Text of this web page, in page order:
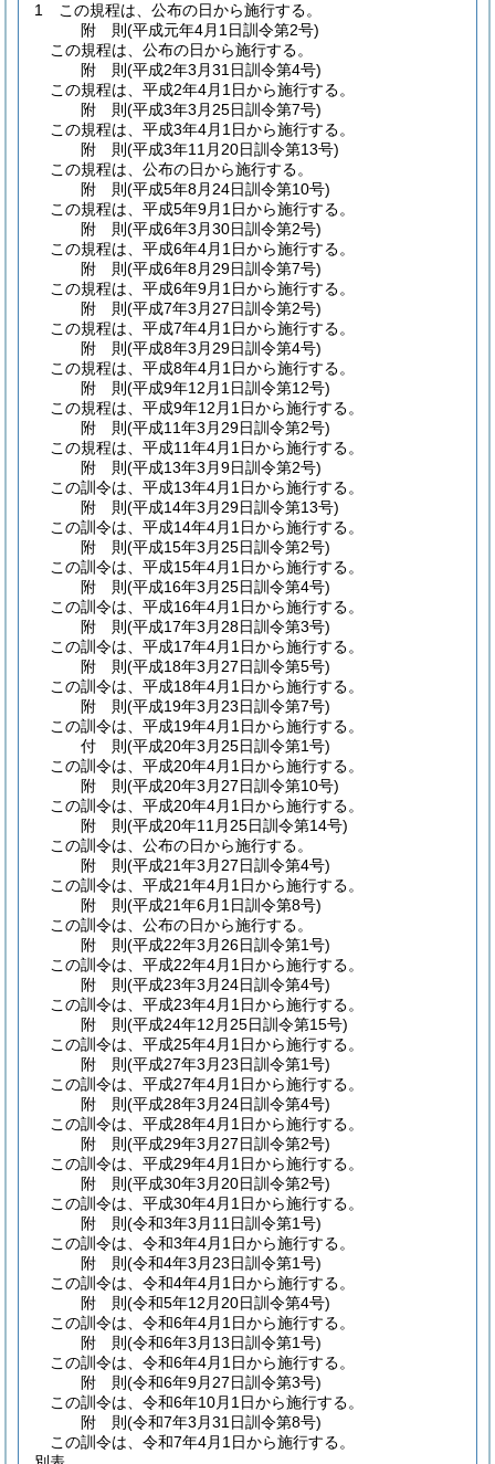
1
この規程は、公布の日から施行する。
附 則(平成元年4月1日訓令第2号)
この規程は、公布の日から施行する。
附 則(平成2年3月31日訓令第4号)
この規程は、平成2年4月1日から施行する。
附 則(平成3年3月25日訓令第7号)
この規程は、平成3年4月1日から施行する。
附 則(平成3年11月20日訓令第13号)
この規程は、公布の日から施行する。
附 則(平成5年8月24日訓令第10号)
この規程は、平成5年9月1日から施行する。
附 則(平成6年3月30日訓令第2号)
この規程は、平成6年4月1日から施行する。
附 則(平成6年8月29日訓令第7号)
この規程は、平成6年9月1日から施行する。
附 則(平成7年3月27日訓令第2号)
この規程は、平成7年4月1日から施行する。
附 則(平成8年3月29日訓令第4号)
この規程は、平成8年4月1日から施行する。
附 則(平成9年12月1日訓令第12号)
この規程は、平成9年12月1日から施行する。
附 則(平成11年3月29日訓令第2号)
この規程は、平成11年4月1日から施行する。
附 則(平成13年3月9日訓令第2号)
この訓令は、平成13年4月1日から施行する。
附 則(平成14年3月29日訓令第13号)
この訓令は、平成14年4月1日から施行する。
附 則(平成15年3月25日訓令第2号)
この訓令は、平成15年4月1日から施行する。
附 則(平成16年3月25日訓令第4号)
この訓令は、平成16年4月1日から施行する。
附 則(平成17年3月28日訓令第3号)
この訓令は、平成17年4月1日から施行する。
附 則(平成18年3月27日訓令第5号)
この訓令は、平成18年4月1日から施行する。
附 則(平成19年3月23日訓令第7号)
この訓令は、平成19年4月1日から施行する。
付 則(平成20年3月25日訓令第1号)
この訓令は、平成20年4月1日から施行する。
附 則(平成20年3月27日訓令第10号)
この訓令は、平成20年4月1日から施行する。
附 則(平成20年11月25日訓令第14号)
この訓令は、公布の日から施行する。
附 則(平成21年3月27日訓令第4号)
この訓令は、平成21年4月1日から施行する。
附 則(平成21年6月1日訓令第8号)
この訓令は、公布の日から施行する。
附 則(平成22年3月26日訓令第1号)
この訓令は、平成22年4月1日から施行する。
附 則(平成23年3月24日訓令第4号)
この訓令は、平成23年4月1日から施行する。
附 則(平成24年12月25日訓令第15号)
この訓令は、平成25年4月1日から施行する。
附 則(平成27年3月23日訓令第1号)
この訓令は、平成27年4月1日から施行する。
附 則(平成28年3月24日訓令第4号)
この訓令は、平成28年4月1日から施行する。
附 則(平成29年3月27日訓令第2号)
この訓令は、平成29年4月1日から施行する。
附 則(平成30年3月20日訓令第2号)
この訓令は、平成30年4月1日から施行する。
附 則(令和3年3月11日訓令第1号)
この訓令は、令和3年4月1日から施行する。
附 則(令和4年3月23日訓令第1号)
この訓令は、令和4年4月1日から施行する。
附 則(令和5年12月20日訓令第4号)
この訓令は、令和6年4月1日から施行する。
附 則(令和6年3月13日訓令第1号)
この訓令は、令和6年4月1日から施行する。
附 則(令和6年9月27日訓令第3号)
この訓令は、令和6年10月1日から施行する。
附 則(令和7年3月31日訓令第8号)
この訓令は、令和7年4月1日から施行する。